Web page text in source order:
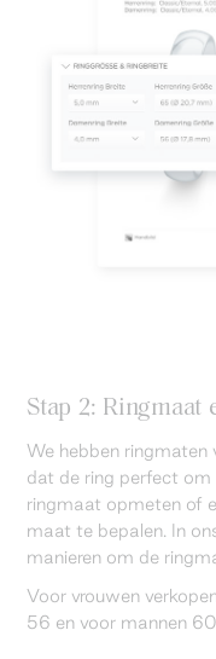
Stap 2: Ringmaat
We hebben
dat de ring perfect
ringmaat opmeten of
maat te bepalen. In
manieren om de
Voor vrouwen
56 en voor mannen